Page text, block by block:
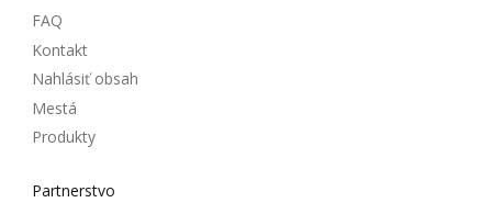
FAQ
Kontakt
Nahlásiť obsah
Mestá
Produkty
Partnerstvo